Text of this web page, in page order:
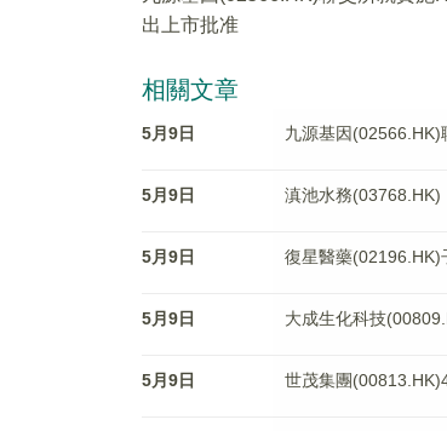
出上市批准
相關文章
5月9日 九源基因
5月9日 滇池水務(03768.HK)
5月9日 復星醫藥(02196.HK)
5月9日 大成生化科技
5月9日 世茂集團